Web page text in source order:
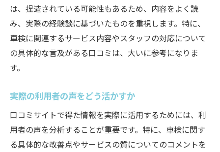
は、捏造されている可能性もあるため、内容をよく読
み、実際の経験談に基づいたものを重視します。特に、
車検に関連するサービス内容やスタッフの対応について
の具体的な言及がある口コミは、大いに参考になりま
す。
実際の利用者の声をどう活かすか
口コミサイトで得た情報を実際に活用するためには、利
用者の声を分析することが重要です。特に、車検に関す
る具体的な改善点やサービスの質についてのコメントを